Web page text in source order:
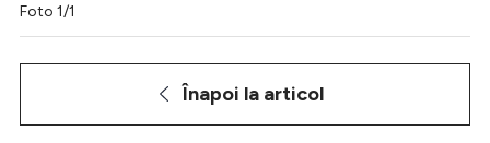
Breaking News
Foto 1/1
Înapoi la articol